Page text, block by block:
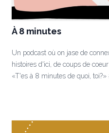
À 8 minutes
Un podcast où on jase de
histoires d'ici, de coups de
«T'es à 8 minutes de quoi,